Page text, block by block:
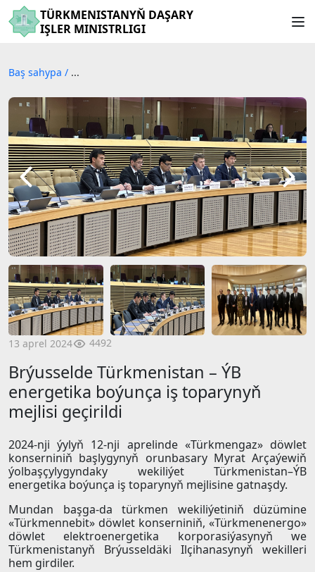
TÜRKMENISTANYŇ DAŞARY
IŞLER MINISTRLIGI
Baş sahypa / ...
13 aprel 2024 4492
Brýusselde Türkmenistan – ÝB
energetika boýunça iş toparynyň
mejlisi geçirildi
2024-nji ýylyň 12-nji aprelinde «Türkmengaz» döwlet
konserniniň başlygynyň orunbasary Myrat Arçaýewiň
ýolbaşçylygyndaky wekiliýet Türkmenistan–ÝB
energetika boýunça iş toparynyň mejlisine gatnaşdy.
Mundan başga-da türkmen wekiliýetiniň düzümine
«Türkmennebit» döwlet konserniniň, «Türkmenenergo»
döwlet elektroenergetika korporasiýasynyň we
Türkmenistanyň Brýusseldäki Ilçihanasynyň wekilleri
hem girdiler.